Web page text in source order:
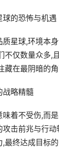
球的恐怖与机遇
质星球,环境本
不仅数量众多,
藏在最阴暗的
战略精髓
味着不受伤,而
攻击前兆与行
,最终达成目标